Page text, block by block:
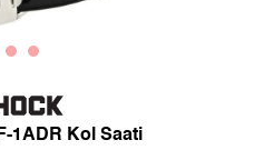
1ADR Kol Saati